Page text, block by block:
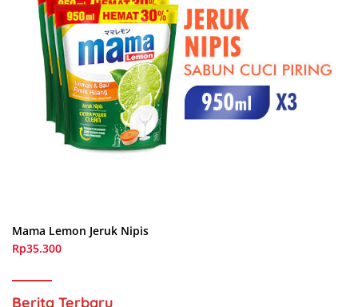
Mama Lemon Jeruk Nipis
Rp35.300
Berita Terbaru